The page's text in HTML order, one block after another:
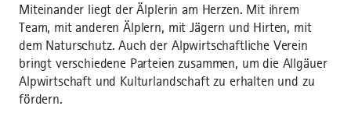
Miteinander liegt der Älplerin am Herzen. Mit ihrem
Team, mit anderen Älplern, mit Jägern und Hirten, mit
dem Naturschutz. Auch der Alpwirtschaftliche Verein
bringt verschiedene Parteien zusammen, um die Allgäuer
Alpwirtschaft und Kulturlandschaft zu erhalten und zu
fördern.